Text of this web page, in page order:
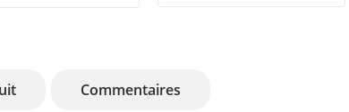
Commentaires